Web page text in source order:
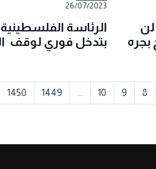
لن
26/07/2023
الرئاسة
بتدخل فوري لوقف
8
9
10
...
1449
1450